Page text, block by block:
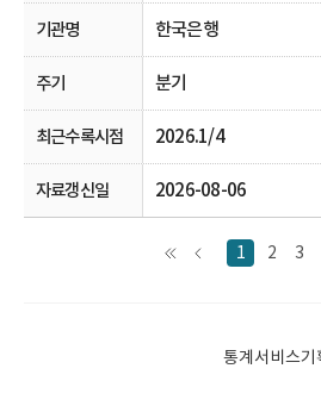
한국은행
분기
2026.1/4
2026-08-06
1 2 3
통계서비스기